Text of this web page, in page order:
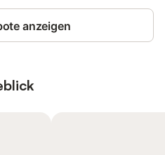
anzeigen